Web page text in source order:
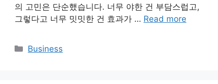
의 고민은 단순했습니다. 너무 야한 건 부담스럽고,
그렇다고 너무 밋밋한 건 효과가 … Read more
Categories
Business